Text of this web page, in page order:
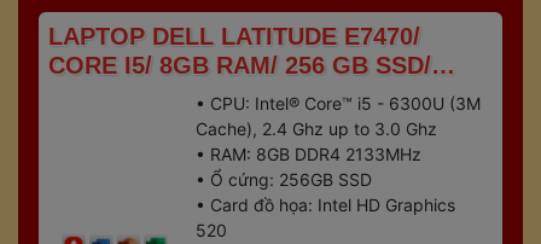
LAPTOP DELL LATITUDE E7470/
CORE I5/ 8GB RAM/ 256 GB SSD/
TOUCH SCREEN • CPU: Intel® Core™ i5 - 6300U (3M
Cache), 2.4 Ghz up to 3.0 Ghz
• RAM: 8GB DDR4 2133MHz
• Ổ cứng: 256GB SSD
• Card đồ họa: Intel HD Graphics
520